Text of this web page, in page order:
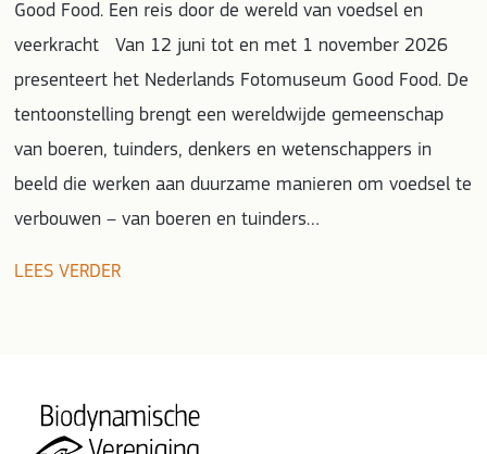
Good Food. Een reis door de wereld van voedsel en
veerkracht Van 12 juni tot en met 1 november 2026
presenteert het Nederlands Fotomuseum Good Food. De
tentoonstelling brengt een wereldwijde gemeenschap
van boeren, tuinders, denkers en wetenschappers in
beeld die werken aan duurzame manieren om voedsel te
verbouwen – van boeren en tuinders…
LEES VERDER